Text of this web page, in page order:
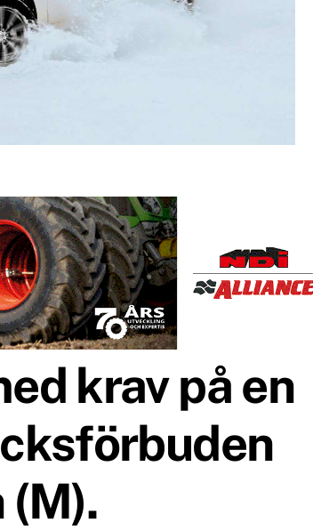
krav på en